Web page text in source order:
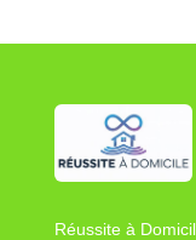
Réussite à